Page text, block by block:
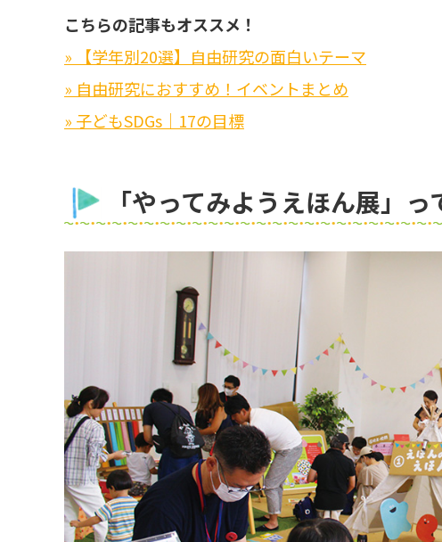
こちらの記事もオススメ！
» 【学年別20選】自由研究の面白いテーマ
» 自由研究におすすめ！イベントまとめ
» 子どもSDGs｜17の目標
「やってみようえほん展」